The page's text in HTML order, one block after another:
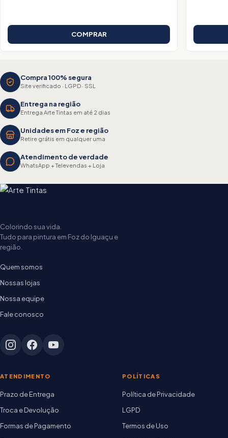
COMPRAR
Compra 100% segura
Site verificado · LGPD · SSL
Entrega na região
Entrega Arte Tintas em até 2 dias
Unidades em Foz e região
Retire grátis em qualquer uma
Atendimento de verdade
WhatsApp + Televendas + Loja
Colorindo sua vida.
Tudo para pintura em Foz do Iguaçu e
região.
Quem somos
Nossas lojas
Nossa equipe
Fale conosco
ATENDIMENTO
Prazo de Entrega
Troca e Devolução
Formas de Pagamento
POLÍTICAS
Política de Privacidade
LGPD
Termos de Uso